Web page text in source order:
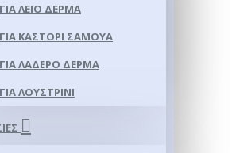
ΓΙΑ ΛΕΊΟ ΔΈΡΜΑ
ΓΙΑ ΚΑΣΤΌΡΙ ΣΑΜΟΎΑ
ΓΙΑ ΛΑΔΕΡΌ ΔΈΡΜΑ
ΓΙΑ ΛΟΥΣΤΡΊΝΙ